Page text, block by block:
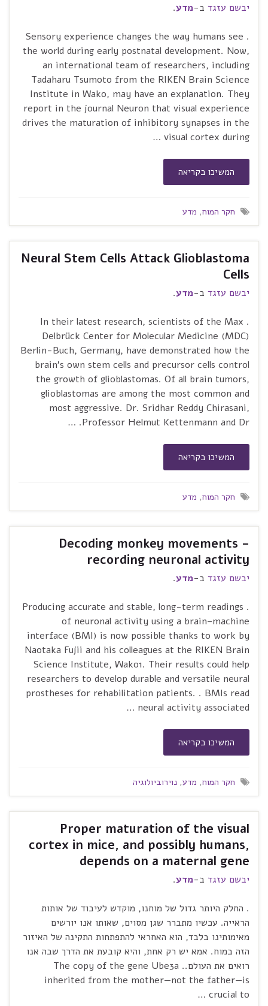
יבשם עזגד ב-מדע.
. Sensory experience changes the way humans see
the world during early postnatal development. Now,
an international team of researchers, including
Tadaharu Tsumoto from the RIKEN Brain Science
Institute in Wako, may have an explanation. They
report in the journal Neuron that visual experience
drives the maturation of inhibitory synapses in the
visual cortex during …
המשיכו בקריאה
חקר המוח, מדע
Neural Stem Cells Attack Glioblastoma
Cells
יבשם עזגד ב-מדע.
. In their latest research, scientists of the Max
Delbrück Center for Molecular Medicine (MDC)
Berlin-Buch, Germany, have demonstrated how the
brain’s own stem cells and precursor cells control
the growth of glioblastomas. Of all brain tumors,
glioblastomas are among the most common and
most aggressive. Dr. Sridhar Reddy Chirasani,
Professor Helmut Kettenmann and Dr. …
המשיכו בקריאה
חקר המוח, מדע
Decoding monkey movements –
recording neuronal activity
יבשם עזגד ב-מדע.
. Producing accurate and stable, long-term readings
of neuronal activity using a brain–machine
interface (BMI) is now possible thanks to work by
Naotaka Fujii and his colleagues at the RIKEN Brain
Science Institute, Wako1. Their results could help
researchers to develop durable and versatile neural
prostheses for rehabilitation patients. . BMIs read
neural activity associated …
המשיכו בקריאה
חקר המוח, מדע, נוירוביולוגיה
Proper maturation of the visual
cortex in mice, and possibly humans,
depends on a maternal gene
יבשם עזגד ב-מדע.
. החלק היותר גדול של מוחנו, מוקדש לעיבוד של אותות
הראייה. עכשיו מתברר שגן מסוים, שאותו אנו יורשים
מאימותינו בלבד, הוא האחראי להתפתחות התקינה של האיזור
הזה במוח. אמא יש רק אחת, והיא קובעת את הדרך שבה אנו
רואים את העולם.. The copy of the gene Ube3a
inherited from the mother—not the father—is
crucial to …